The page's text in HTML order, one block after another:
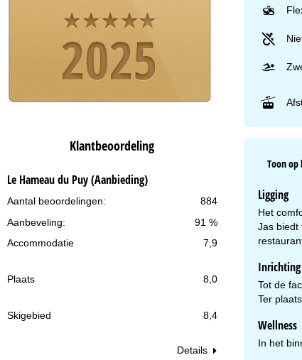
Klantbeoordeling
Le Hameau du Puy (Aanbieding)
884
Aantal beoordelingen:
91 %
Aanbeveling:
Accommodatie
7,9
Plaats 8,0
Skigebied 8,4
Details
Toon
Ligging
Het
Jas biedt
Inrichting
Tot de
Ter
Wellness
In het